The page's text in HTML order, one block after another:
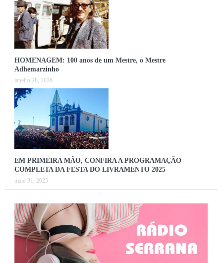
HOMENAGEM: 100 anos de um Mestre, o Mestre
Adhemarzinho
janeiro 28, 2026
EM PRIMEIRA MÃO, CONFIRA A PROGRAMAÇÃO
COMPLETA DA FESTA DO LIVRAMENTO 2025
maio 31, 2025